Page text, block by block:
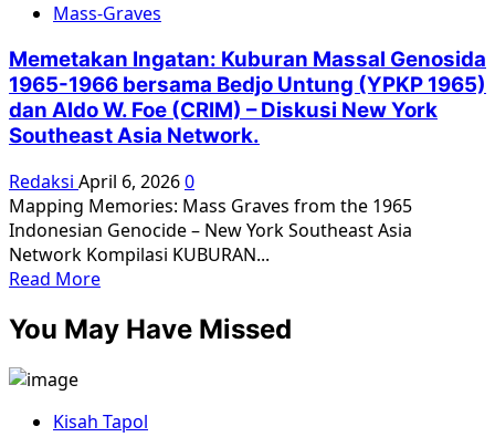
Bukan
Angka,
Mereka
Bernama
dan
Manusia:
Kompilasi
Kisah
Hidup
260
dan
Mass-Graves
Memetakan Ingatan: Kuburan Massal Genosida
1965-1966 bersama Bedjo Untung (YPKP 1965)
dan Aldo W. Foe (CRIM) – Diskusi New York
Southeast Asia Network.
Redaksi April 6, 20260
Mapping Memories: Mass Graves from the 1965
Indonesian Genocide – New York Southeast Asia
Network Kompilasi KUBURAN...
Read MoreRead
about
Memetakan
Massal
You May Have Missed
Kisah Tapol